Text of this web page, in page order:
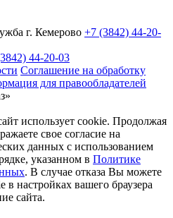
г. Кемерово +7 (3842) 44-20-
44-20-03
Соглашение на обработку
для правообладателей
использует cookie. Продолжая
свое согласие на
данных с использованием
указанном в Политике
. В случае отказа Вы можете
в настройках вашего браузера
сайта.